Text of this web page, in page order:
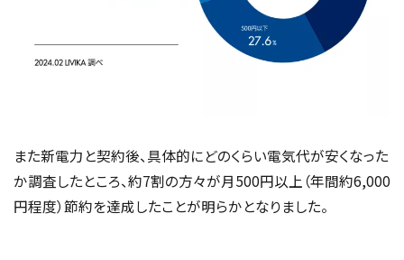
また新電力と契約後、具体的にどのくらい電気代が安くなった
か調査したところ、約7割の方々が月500円以上（年間約6,000
円程度）節約を達成したことが明らかとなりました。